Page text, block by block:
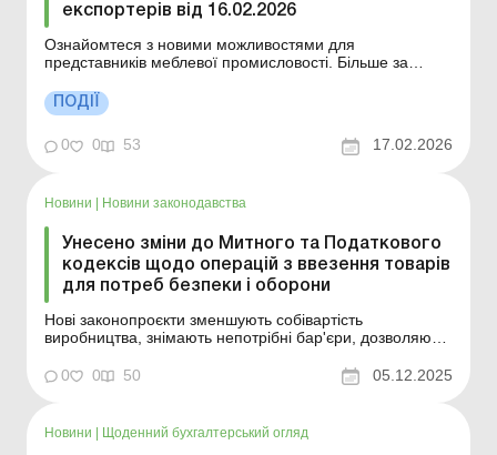
експортерів від 16.02.2026
Ознайомтеся з новими можливостями для
представників меблевої промисловості. Більше за
допомоги Бюджетні гранти: як застосовувати різниці з
податку на прибуток Дайджест містить цікаві тендерні
можливості у країнах ЄС в рамках Угоди про публічні
закупівл...
ПОДІЇ
0 0 53 17.02.2026
Новини | Новини законодавства
Унесено зміни до Митного та Податкового
кодексів щодо операцій з ввезення товарів
для потреб безпеки і оборони
Нові законопроєкти зменшують собівартість
виробництва, знімають непотрібні бар'єри, дозволяють
одразу вкладати ресурси у виробництво, а головне –
прискорюють постачання сучасних технологічних
на...
0 0 50 05.12.2025
Новини Щоденний бухгалтерський огляд